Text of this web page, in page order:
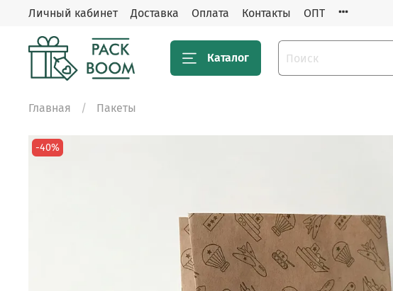
Личный кабинет Доставка Оплата Контакты ОПТ
Каталог
Главная Пакеты
-40%